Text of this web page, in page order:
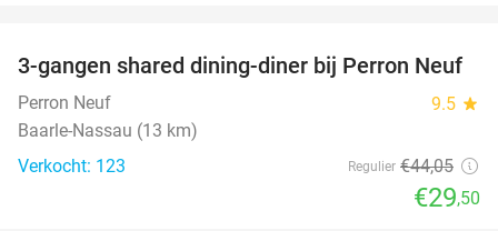
33%
3-gangen shared dining-diner bij Perron Neuf
Perron Neuf 9.5 star
Baarle-Nassau (13 km)
Verkocht: 123
Regulier €44,05
€29,50